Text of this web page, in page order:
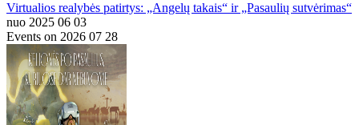
Virtualios realybės patirtys: „Angelų takais“ ir „Pasaulių sutvėrimas“
nuo 2025 06 03
Events on 2026 07 28